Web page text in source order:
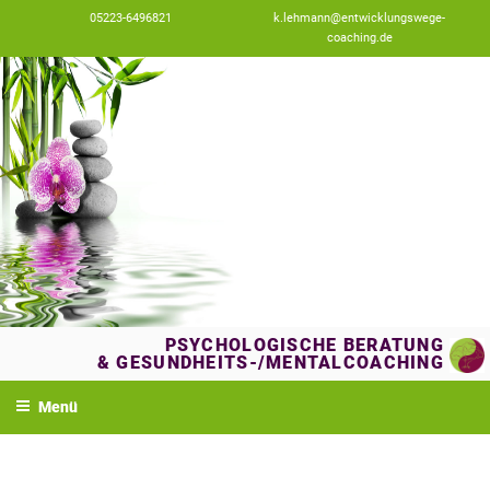
k.lehmann@entwicklungswege-
coaching.de
05223-6496821
springen
PSYCHOLOGISCHE BERATUNG
& GESUNDHEITS-/MENTALCOACHING
Menü